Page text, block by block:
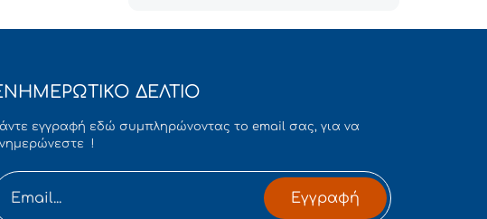
ΔΕΛΤΙΟ
εγγραφή εδώ συμπληρώνοντας το email σας, για να
!
Εγγραφή